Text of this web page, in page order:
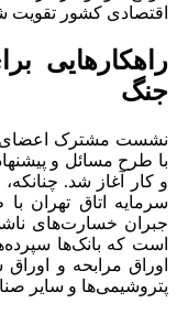
اقتصادی کشور تقویت
راهکارهایی
جنگ
نشست مشترک اعضای
با طرح مسائل و
و کار آغاز شد.
سرمایه‌ اتاق تهران
جبران خسارت‌های
است که بانک‌ها
اوراق مرابحه و
پتروشیمی‌ها و سایر